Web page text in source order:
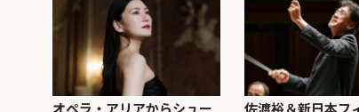
オペラ・アリアからシュー
佐渡裕＆新日本フ